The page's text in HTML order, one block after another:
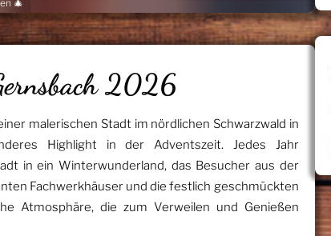
🎄
2026
malerischen Stadt im nördlichen Schwarzwald in
Highlight in der Adventszeit. Jedes Jahr
in ein Winterwunderland, das Besucher aus der
Fachwerkhäuser und die festlich geschmückten
Atmosphäre, die zum Verweilen und Genießen